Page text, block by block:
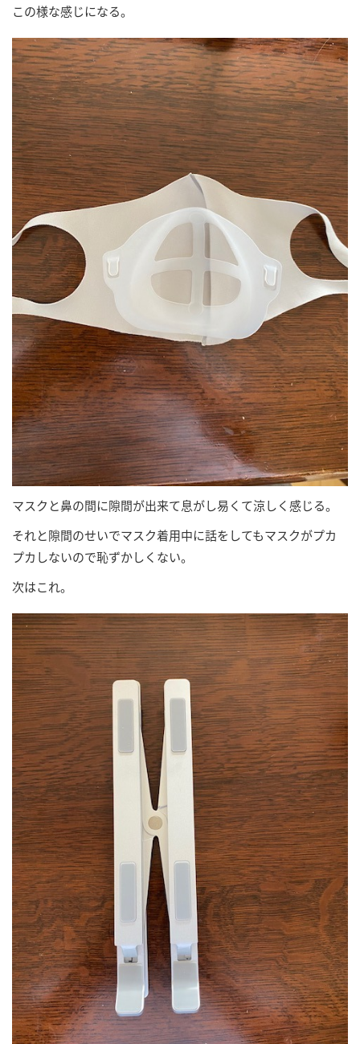
この様な感じになる。
マスクと鼻の間に隙間が出来て息がし易くて涼しく感じる。
それと隙間のせいでマスク着用中に話をしてもマスクがプカ
プカしないので恥ずかしくない。
次はこれ。